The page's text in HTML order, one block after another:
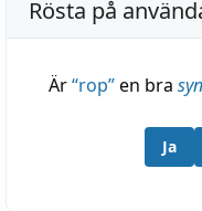
Rösta på
Är“rop”en bra
Ja